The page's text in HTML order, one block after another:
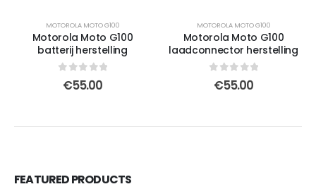
MOTOROLA MOTO G100
Motorola Moto G100
batterij herstelling
out of 5
€55.00
MOTOROLA MOTO G100
Motorola Moto G100
laadconnector herstelling
out of 5
€55.00
FEATURED PRODUCTS